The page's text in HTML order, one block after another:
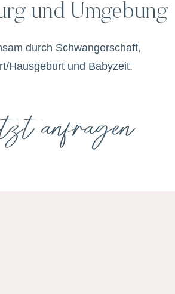
und Umgebung
durch Schwangerschaft,
Hausgeburt und Babyzeit.
anfragen